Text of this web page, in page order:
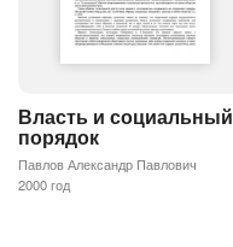
Власть и социальный
порядок
Павлов Александр Павлович
2000 год